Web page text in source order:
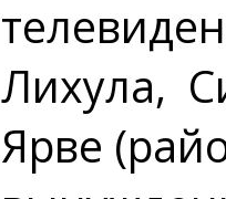
Лихула,
Ярве